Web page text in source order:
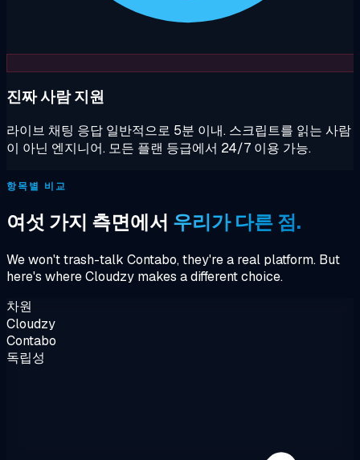
진짜 사람 지원
라이브 채팅 응답 일반적으로 5분 이내. 스크립트를 읽는 사람
이 아닌 엔지니어. 모든 플랜 등급에서 24/7 이용 가능.
항목별 비교
여섯 가지 측면에서 우리가 다른 점.
We won't trash-talk Contabo, they're a real platform. But
here's where Cloudzy makes a different choice.
차원
Cloudzy
Contabo
독립성